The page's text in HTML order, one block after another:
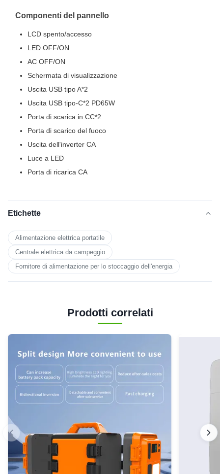
Componenti del pannello
LCD spento/accesso
LED OFF/ON
AC OFF/ON
Schermata di visualizzazione
Uscita USB tipo A*2
Uscita USB tipo-C*2 PD65W
Porta di scarica in CC*2
Porta di scarico del fuoco
Uscita dell'inverter CA
Luce a LED
Porta di ricarica CA
Etichette
Alimentazione elettrica portatile
Centrale elettrica da campeggio
Fornitore di alimentazione per lo stoccaggio dell'energia
Prodotti correlati